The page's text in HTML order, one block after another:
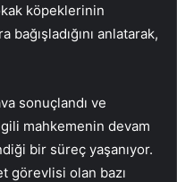
köpeklerinin
anlatarak,
sonuçlandı ve
mahkemenin devam
bir süreç yaşanıyor.
görevlisi olan bazı